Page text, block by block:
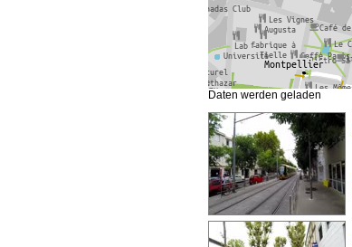
Daten werden geladen